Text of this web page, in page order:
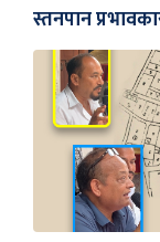
स्तनपान